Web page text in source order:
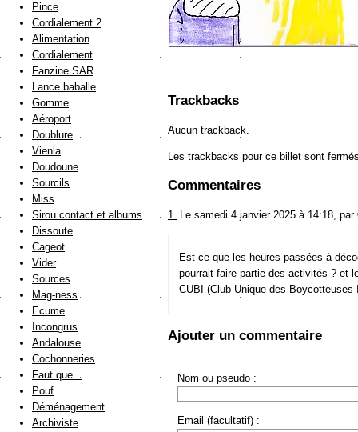
Trackbacks
Aucun trackback.
Les trackbacks pour ce billet sont
Commentaires
1. Le samedi 4 janvier 2025 à 14:18, par
Est-ce que les heures passées à
pourrait faire partie des activités ? et
CUBI (Club Unique des Boycotteuses
Ajouter un commentaire
Nom ou pseudo :
Email (facultatif) :
Pince
Cordialement 2
Alimentation
Cordialement
Fanzine SAR
Lance baballe
Gomme
Aéroport
Doublure
Vienla
Doudoune
Sourcils
Miss
Sirou contact et albums
Dissoute
Cageot
Vider
Sources
Mag-ness
Ecume
Incongrus
Andalouse
Cochonneries
Faut que...
Pouf
Déménagement
Archiviste